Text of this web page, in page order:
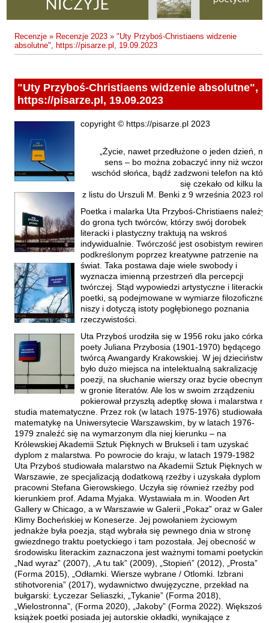
Fajfer Zenon
Filipowski Michał
Fluks Piotr
Frenger Marek
Gedroyć Krzysztof
Gondek Katarzyna
Gorszewski Paweł
Grodecki Andrzej
Guillevic
Gwiazda-Elmerych Małgorzata
Hoffmann Krzysztof
Holden Gojtowski Jarek
Hrynacz Tomasz
Jakubowski Jarosław
Jakubowski Paweł
Jasina Zbigniew
Jentys-Borelowska Maria
Jocher Waldemar
Jonaszko Jolanta
Juzyszyn Wojciech
Kain Dawid
Kalenin Magdalena
Kamiński Gabriel Leonard
Kaniecka-Mazurek Anna
Kántor Péter
Keineg Paol
Kemény István
Kępiński Piotr
Kępisty Iwona
Zbigniew KosiorowskiNawrót
Artur Daniel LiskowackiZimno
Jakub Michał PawłowskiAgrestowe sny
Uta PrzybośCoraz
Królestwa
Rafał Sienkiewicz Smutny bóg
Karol SamselAutodafe 8
Karol SamselCairo Declaration
Andrzej WojciechowskiNędza do całowania
Recenzje» Recenzje 2023» "Uty Przyboś-Christiaens widzenie
absolutne", https://pisarze.pl, 19.09.2023
"Uty Przyboś-Christiaens widzenie absolutne",
https://pisarze.pl, 19.09.2023
copyright © https://pisarze.pl 2023
„Życie, nawet przedłużone o jeden dzień,
sens – bo można zobaczyć inny niż
wschód słońca, bądź zadzwoni telefon na
się czekało od kilku
z listu do Urszuli M. Benki z 9 września 2023
Poetka i malarka Uta Przyboś-Christiaens należy
do grona tych twórców, którzy swój dorobek
literacki i plastyczny traktują na wskroś
indywidualnie. Twórczość jest osobistym rewirem,
podkreślonym poprzez kreatywne patrzenie na
świat. Taka postawa daje wiele swobody i
wyznacza imienną przestrzeń dla percepcji
twórczej. Stąd wypowiedzi artystyczne i literackie
poetki, są podejmowane w wymiarze filozoficznej
niszy i dotyczą istoty pogłębionego poznania
rzeczywistości.
Uta Przyboś urodziła się w 1956 roku jako córka
poety Juliana Przybosia (1901-1970) będącego
twórcą Awangardy Krakowskiej. W jej dzieciństwie
było dużo miejsca na intelektualną sakralizację
poezji, na słuchanie wierszy oraz bycie obecnym
w gronie literatów. Ale los w swoim zrządzeniu
pokierował przyszłą adeptkę słowa i malarstwa na
studia matematyczne. Przez rok (w latach 1975-1976) studiowała
matematykę na Uniwersytecie Warszawskim, by w latach 1976-
1979 znaleźć się na wymarzonym dla niej kierunku – na
Królewskiej Akademii Sztuk Pięknych w Brukseli i tam uzyskać
dyplom z malarstwa. Po powrocie do kraju, w latach 1979-1982
Uta Przyboś studiowała malarstwo na Akademii Sztuk Pięknych w
Warszawie, ze specjalizacją dodatkową rzeźby i uzyskała dyplom w
pracowni Stefana Gierowskiego. Uczyła się również rzeźby pod
kierunkiem prof. Adama Myjaka. Wystawiała m.in. Wooden Art
Gallery w Chicago, a w Warszawie w Galerii „Pokaz” oraz w Galerii
Klimy Bocheńskiej w Koneserze. Jej powołaniem życiowym
jednakże była poezja, stąd wybrała się pewnego dnia w stronę
gwiezdnego traktu poetyckiego i tam pozostała. Jej obecność w
środowisku literackim zaznaczona jest ważnymi tomami poetyckimi
„Nad wyraz” (2007), „A tu tak” (2009), „Stopień” (2012), „Prosta”
(Forma 2015), „Odłamki. Wiersze wybrane / Otlomki. Izbrani
stihotvorenia” (2017), wydawnictwo dwujęzyczne, przekład na
bułgarski: Łyczezar Seliaszki, „Tykanie” (Forma 2018),
„Wielostronna”, (Forma 2020), „Jakoby” (Forma 2022). Większość
książek poetki posiada jej autorskie okładki, wynikające z